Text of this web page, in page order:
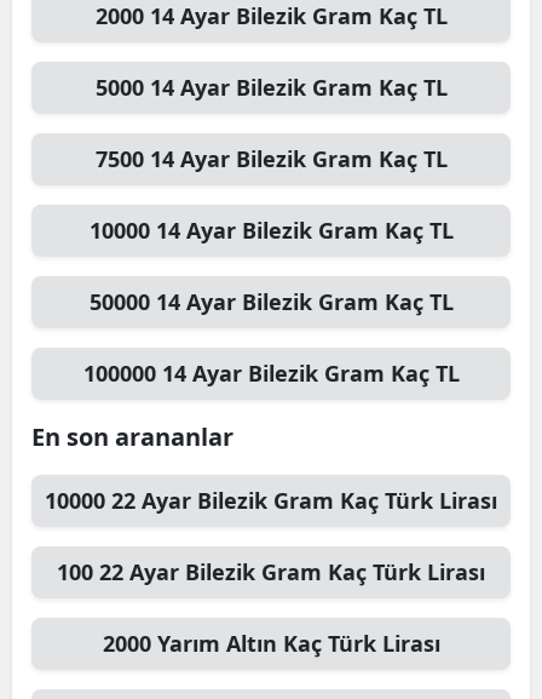
2000 14 Ayar Bilezik Gram Kaç TL
5000 14 Ayar Bilezik Gram Kaç TL
7500 14 Ayar Bilezik Gram Kaç TL
10000 14 Ayar Bilezik Gram Kaç TL
50000 14 Ayar Bilezik Gram Kaç TL
100000 14 Ayar Bilezik Gram Kaç TL
En son arananlar
10000 22 Ayar Bilezik Gram Kaç Türk Lirası
100 22 Ayar Bilezik Gram Kaç Türk Lirası
2000 Yarım Altın Kaç Türk Lirası